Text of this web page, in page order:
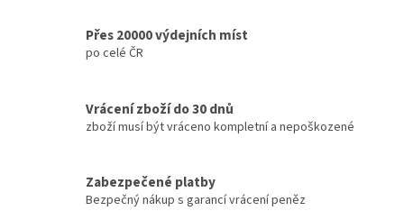
Přes 20000 výdejních míst
po celé ČR
Vrácení zboží do 30 dnů
zboží musí být vráceno kompletní a nepoškozené
Zabezpečené platby
Bezpečný nákup s garancí vrácení peněz